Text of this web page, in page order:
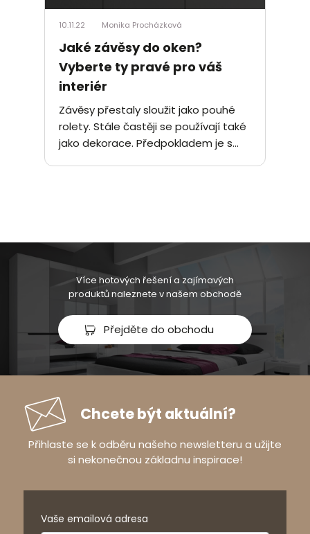
10.11.22 Monika Procházková
Jaké závěsy do oken?
Vyberte ty pravé pro váš
interiér
Závěsy přestaly sloužit jako pouhé
rolety. Stále častěji se používají také
jako dekorace. Předpokladem je s...
Více hotových řešení a zajímavých
produktů naleznete v našem obchodě
Přejděte do obchodu
Chcete být aktuální?
Přihlaste se k odběru našeho newsletteru a užijte
si nekonečnou základnu inspirace!
Vaše emailová adresa